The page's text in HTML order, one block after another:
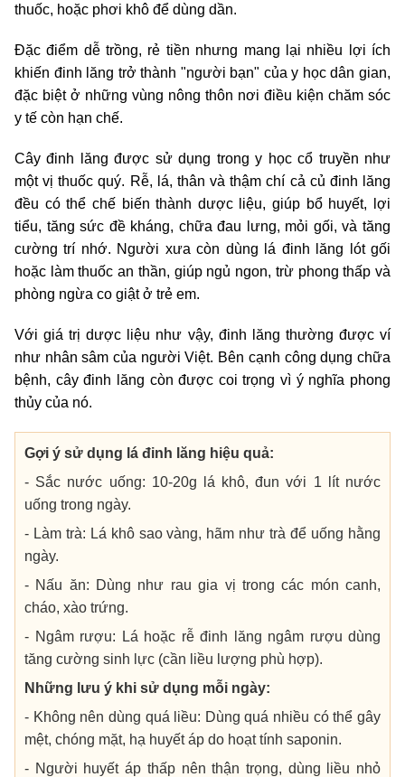
thuốc, hoặc phơi khô để dùng dần.
Đặc điểm dễ trồng, rẻ tiền nhưng mang lại nhiều lợi ích
khiến đinh lăng trở thành "người bạn" của y học dân gian,
đặc biệt ở những vùng nông thôn nơi điều kiện chăm sóc
y tế còn hạn chế.
Cây đinh lăng được sử dụng trong y học cổ truyền như
một vị thuốc quý. Rễ, lá, thân và thậm chí cả củ đinh lăng
đều có thể chế biến thành dược liệu, giúp bổ huyết, lợi
tiểu, tăng sức đề kháng, chữa đau lưng, mỏi gối, và tăng
cường trí nhớ. Người xưa còn dùng lá đinh lăng lót gối
hoặc làm thuốc an thần, giúp ngủ ngon, trừ phong thấp và
phòng ngừa co giật ở trẻ em.
Với giá trị dược liệu như vậy, đinh lăng thường được ví
như nhân sâm của người Việt. Bên cạnh công dụng chữa
bệnh, cây đinh lăng còn được coi trọng vì ý nghĩa phong
thủy của nó.
Gợi ý sử dụng lá đinh lăng hiệu quả:
- Sắc nước uống: 10-20g lá khô, đun với 1 lít nước
uống trong ngày.
- Làm trà: Lá khô sao vàng, hãm như trà để uống hằng
ngày.
- Nấu ăn: Dùng như rau gia vị trong các món canh,
cháo, xào trứng.
- Ngâm rượu: Lá hoặc rễ đinh lăng ngâm rượu dùng
tăng cường sinh lực (cần liều lượng phù hợp).
Những lưu ý khi sử dụng mỗi ngày:
- Không nên dùng quá liều: Dùng quá nhiều có thể gây
mệt, chóng mặt, hạ huyết áp do hoạt tính saponin.
- Người huyết áp thấp nên thận trọng, dùng liều nhỏ